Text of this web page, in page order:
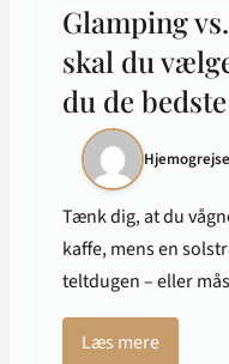
Glamping
skal du
du de
Tænk dig, at du
kaffe, mens en
teltdugen – eller
Læs mere